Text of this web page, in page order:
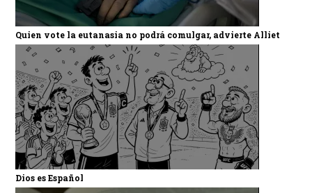
Quien vote la eutanasia no podrá comulgar, advierte Alliet
Dios es Español